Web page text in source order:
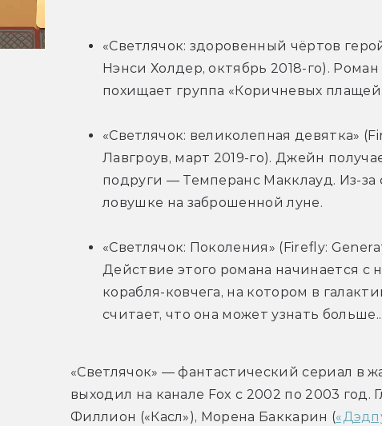
«Светлячок: здоровенный чёртов
Нэнси Холдер, октябрь 2018-го).
похищает группа «Коричневых
«Светлячок: великолепная девятка»
Лавгроув, март 2019-го). Джейн
подруги — Темперанс Макклауд. Из-за
ловушке на заброшенной луне.
«Светлячок: Поколения» (Firefly:
Действие этого романа начинается с
корабля-ковчега, на котором в
считает, что она может узнать больше...
«Светлячок» — фантастический сериал в
выходил на канале Fox с 2002 по 2003
Филлион («Касл»), Морена Баккарин (